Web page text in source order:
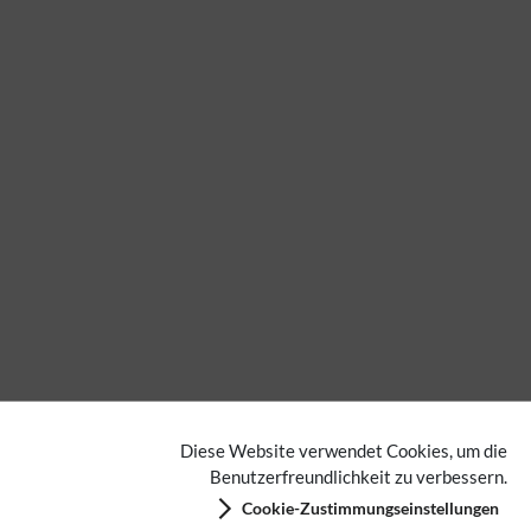
Diese Website verwendet Cookies, um die
Benutzerfreundlichkeit zu verbessern.
Cookie-Zustimmungseinstellungen